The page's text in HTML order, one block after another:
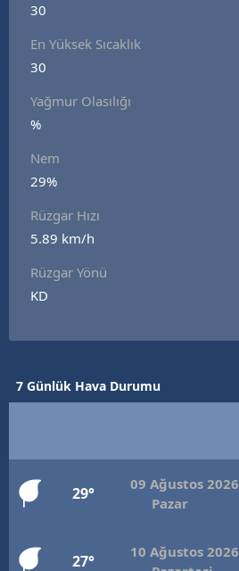
30
En Yüksek Sıcaklık
30
Yağmur Olasılığı
%
Nem
29%
Rüzgar Hızı
5.89 km/h
Rüzgar Yönü
KD
7 Günlük Hava Durumu
29°
09 Ağustos 2026
Pazar
27°
10 Ağustos 2026